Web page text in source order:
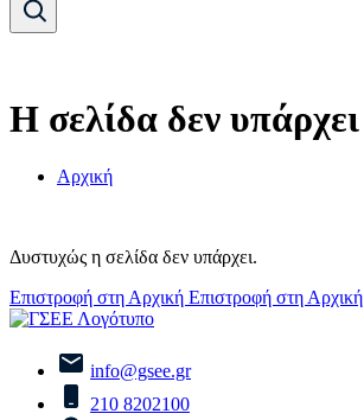
Η σελίδα δεν υπάρχει
Αρχική
Δυστυχώς η σελίδα δεν υπάρχει.
Επιστροφή στη Αρχική Επιστροφή στη Αρχική
info@gsee.gr
210 8202100